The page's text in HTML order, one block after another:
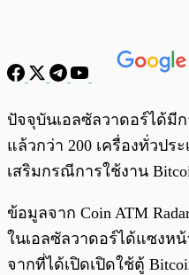
พร้อมเล่น
ปัจจุบันเอลซัลวาดอร์ได้มี
แล้วกว่า 200 เครื่องทั่วปร
เสริมกรณีการใช้งาน
ข้อมูลจาก Coin ATM
ในเอลซัลวาดอร์ได้แซงห
จากที่ได้เปิดเปิดใช้ตู้